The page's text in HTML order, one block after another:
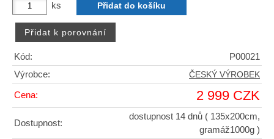
ks
Kód:
P00021
Výrobce:
ČESKÝ VÝROBEK
Cena: 2 999 CZK
Dostupnost:
dostupnost 14 dnů ( 135x200cm,
gramáž1000g )